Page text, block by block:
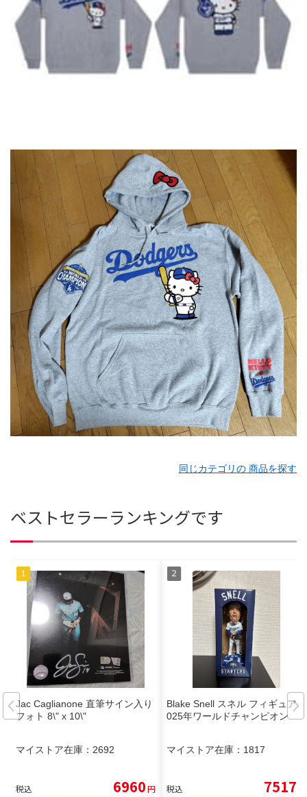
同じカテゴリの 商品を探す
ベストセラーランキングです
Jac Caglianone 直筆サイン入り
フォト 8\" x 10\"
マイストア在庫： 2692
税込 6960円
Blake Snell スネル フィギュア 2
025年ワールドチャンピオン
マイストア在庫： 1817
税込 7517